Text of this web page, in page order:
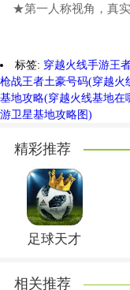
★第一人称视角，真
破模式，等你来主宰！
★随时组队作战，最
战，只等你！
游戏技巧
稳定的点射让瞄准中
远处的敌人可以瞄准
远处只有一个小敌人
标签: 穿越火线手游王
枪战王者土豪号码(穿越火
基地攻略(穿越火线基地在
游卫星基地攻略图)
精彩推荐
足球天才
相关推荐